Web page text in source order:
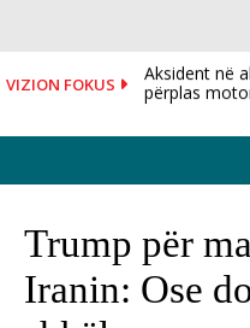
VIZION FOKUS
Aksident në
përplas
Trump për
Iranin: Ose